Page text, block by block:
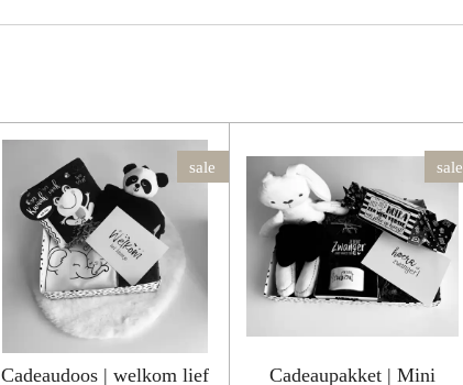
sale
Cadeaudoos | welkom lief
sale
Cadeaupakket | Mini